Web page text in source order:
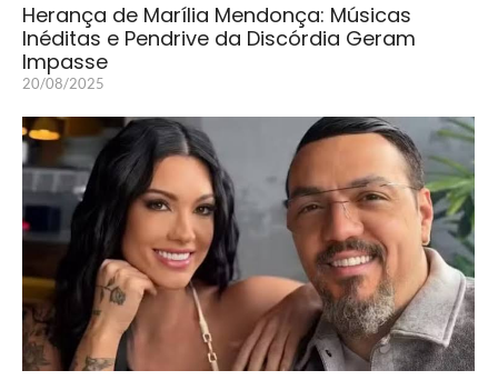
Herança de Marília Mendonça: Músicas
Inéditas e Pendrive da Discórdia Geram
Impasse
20/08/2025